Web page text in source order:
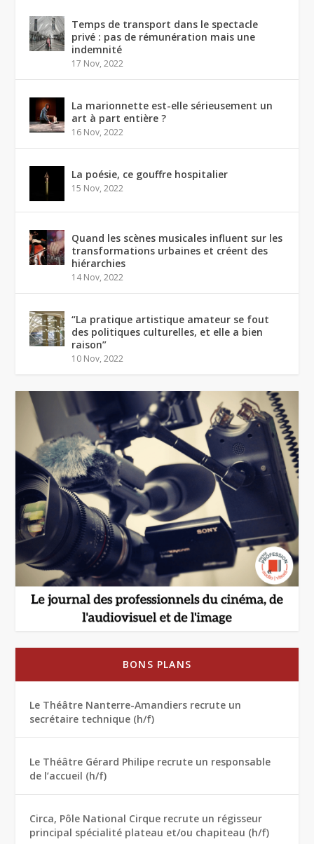
Temps de transport dans le spectacle
privé : pas de rémunération mais une
indemnité
17 Nov, 2022
La marionnette est-elle sérieusement un
art à part entière ?
16 Nov, 2022
La poésie, ce gouffre hospitalier
15 Nov, 2022
Quand les scènes musicales influent sur les
transformations urbaines et créent des
hiérarchies
14 Nov, 2022
“La pratique artistique amateur se fout
des politiques culturelles, et elle a bien
raison”
10 Nov, 2022
BONS PLANS
Le Théâtre Nanterre-Amandiers recrute un
secrétaire technique (h/f)
Le Théâtre Gérard Philipe recrute un responsable
de l’accueil (h/f)
Circa, Pôle National Cirque recrute un régisseur
principal spécialité plateau et/ou chapiteau (h/f)